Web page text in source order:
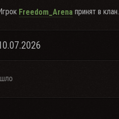
Freedom_Arena принят в клан.